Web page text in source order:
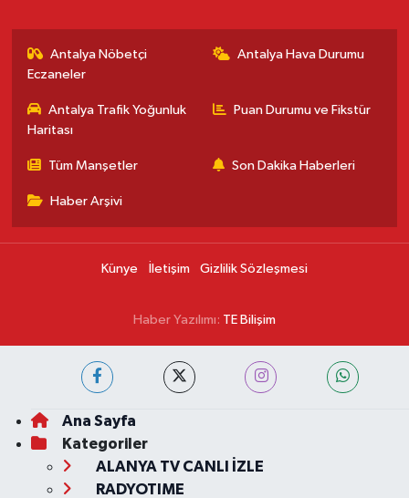
Antalya Nöbetçi
Eczaneler
Antalya Hava Durumu
Antalya Trafik Yoğunluk
Haritası
Puan Durumu ve Fikstür
Tüm Manşetler Son Dakika Haberleri
Haber Arşivi
Künye İletişim Gizlilik Sözleşmesi
Haber Yazılımı: TE Bilişim
Ana Sayfa
Kategoriler
ALANYA TV CANLI İZLE
RADYOTIME